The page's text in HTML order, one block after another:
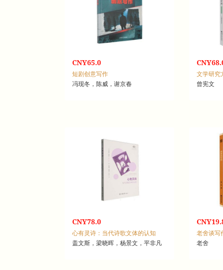
CNY65.0
短剧创意写作
冯现冬，陈威，谢京春
文学研究
曾宪文
CNY78.0
心有灵诗：当代诗歌文体的认知
盖文斯，梁晓晖，杨景文，平非凡
老舍谈写
老舍